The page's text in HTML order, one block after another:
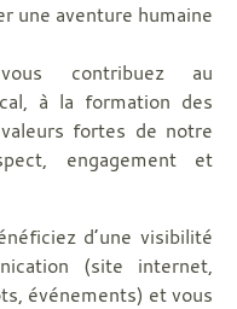
une aventure humaine
contribuez au
à la formation des
fortes de notre
engagement et
d’une visibilité
(site internet,
événements) et vous